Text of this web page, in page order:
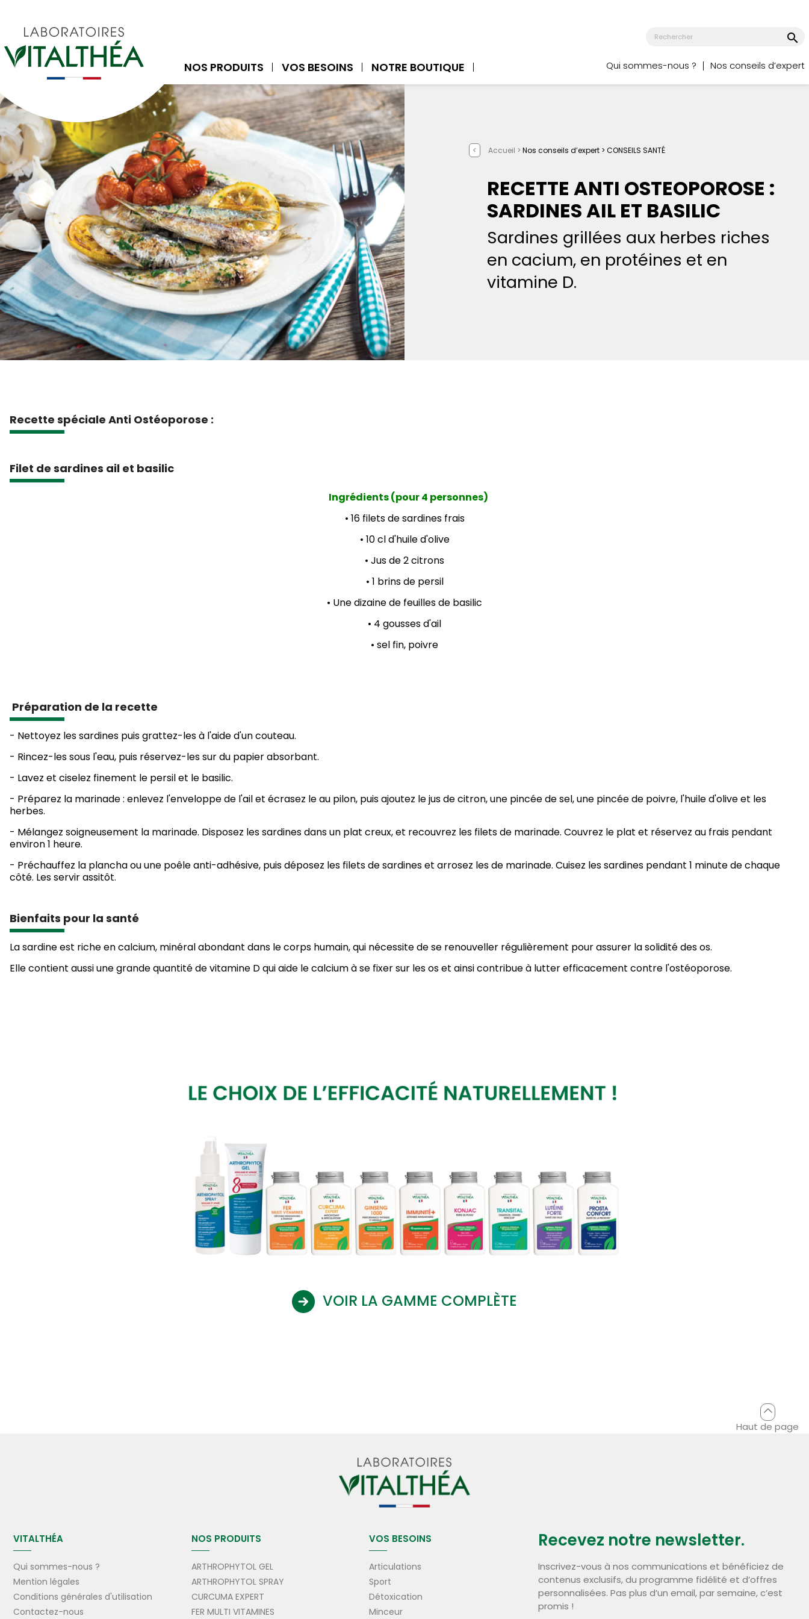
NOS PRODUITS VOS BESOINS NOTRE BOUTIQUE
search
Qui sommes-nous ? Nos conseils d’expert
< Accueil >Nos conseils d’expert >CONSEILS SANTÉ
RECETTE ANTI OSTEOPOROSE :
SARDINES AIL ET BASILIC
Sardines grillées aux herbes riches
en cacium, en protéines et en
vitamine D.
Recette spéciale Anti Ostéoporose :
Filet de sardines ail et basilic
Ingrédients (pour 4 personnes)
• 16 filets de sardines frais
• 10 cl d'huile d'olive
• Jus de 2 citrons
• 1 brins de persil
• Une dizaine de feuilles de basilic
• 4 gousses d'ail
• sel fin, poivre
Préparation de la recette
- Nettoyez les sardines puis grattez-les à l'aide d'un couteau.
- Rincez-les sous l'eau, puis réservez-les sur du papier absorbant.
- Lavez et ciselez finement le persil et le basilic.
- Préparez la marinade : enlevez l'enveloppe de l'ail et écrasez le au pilon, puis ajoutez le jus de citron, une pincée de sel, une pincée de poivre, l'huile d'olive et les
herbes.
- Mélangez soigneusement la marinade. Disposez les sardines dans un plat creux, et recouvrez les filets de marinade. Couvrez le plat et réservez au frais pendant
environ 1 heure.
- Préchauffez la plancha ou une poêle anti-adhésive, puis déposez les filets de sardines et arrosez les de marinade. Cuisez les sardines pendant 1 minute de chaque
côté. Les servir assitôt.
Bienfaits pour la santé
La sardine est riche en calcium, minéral abondant dans le corps humain, qui nécessite de se renouveller régulièrement pour assurer la solidité des os.
Elle contient aussi une grande quantité de vitamine D qui aide le calcium à se fixer sur les os et ainsi contribue à lutter efficacement contre l'ostéoporose.
VOIR LA GAMME COMPLÈTE
Haut de page
VITALTHÉA
Qui sommes-nous ?
Mention légales
Conditions générales d'utilisation
Contactez-nous
NOS PRODUITS
ARTHROPHYTOL GEL
ARTHROPHYTOL SPRAY
CURCUMA EXPERT
FER MULTI VITAMINES
VOS BESOINS
Articulations
Sport
Détoxication
Minceur
Recevez notre newsletter.
Inscrivez-vous à nos communications et bénéficiez de
contenus exclusifs, du programme fidélité et d’offres
personnalisées. Pas plus d’un email, par semaine, c’est
promis !